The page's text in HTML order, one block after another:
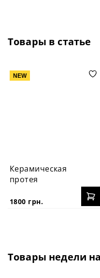
Товары в статье
NEW
Керамическая
протея
1800 грн.
Товары недели